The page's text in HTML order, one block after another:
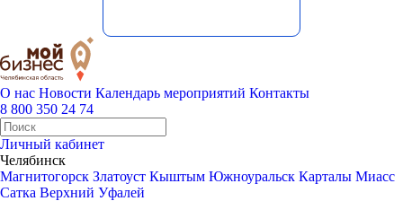
О нас Новости Календарь мероприятий Контакты
8 800 350 24 74
Личный кабинет
Челябинск
Магнитогорск Златоуст Кыштым Южноуральск Карталы Миасс
Сатка Верхний Уфалей